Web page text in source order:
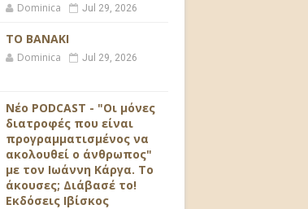
Dominica Jul 29, 2026
ΤΟ ΒΑΝΑΚΙ
Dominica Jul 29, 2026
Νέο PODCAST - "Οι μόνες
διατροφές που είναι
προγραμματισμένος να
ακολουθεί ο άνθρωπος"
με τον Ιωάννη Κάργα. Το
άκουσες; Διάβασέ το!
Εκδόσεις Ιβίσκος